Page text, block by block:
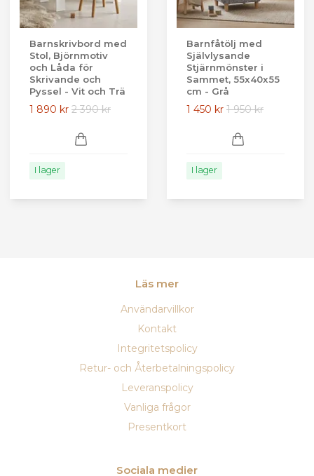
Barnskrivbord med
Stol, Björnmotiv
och Låda för
Skrivande och
Pyssel - Vit och Trä
1 890 kr 2 390 kr
I lager
Barnfåtölj med
Självlysande
Stjärnmönster i
Sammet, 55x40x55
cm - Grå
1 450 kr 1 950 kr
I lager
Läs mer
Användarvillkor
Kontakt
Integritetspolicy
Retur- och Återbetalningspolicy
Leveranspolicy
Vanliga frågor
Presentkort
Sociala medier